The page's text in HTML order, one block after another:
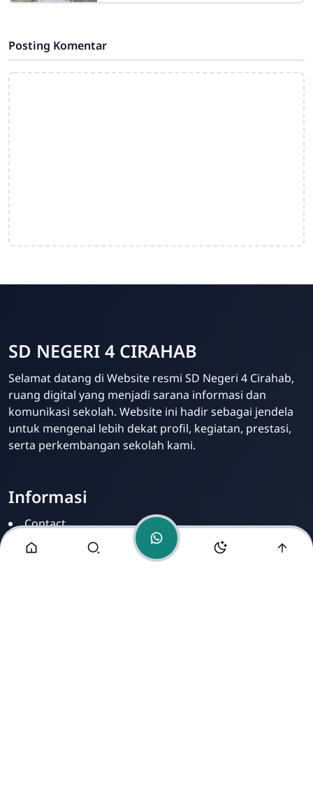
Admin
Online
Posting Komentar
SD NEGERI 4 CIRAHAB
Selamat datang di Website resmi SD Negeri 4 Cirahab,
ruang digital yang menjadi sarana informasi dan
komunikasi sekolah. Website ini hadir sebagai jendela
untuk mengenal lebih dekat profil, kegiatan, prestasi,
serta perkembangan sekolah kami.
Informasi
Contact
Disclamer